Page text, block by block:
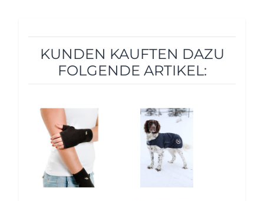
KUNDEN KAUFTEN DAZU
FOLGENDE ARTIKEL:
12% 5%